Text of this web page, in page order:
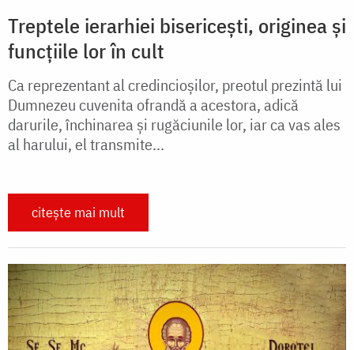
Treptele ierarhiei bisericești, originea și
funcțiile lor în cult
Ca reprezentant al credincioșilor, preotul prezintă lui
Dumnezeu cuvenita ofrandă a acestora, adică
darurile, închinarea și rugăciunile lor, iar ca vas ales
al harului, el transmite...
citește mai mult